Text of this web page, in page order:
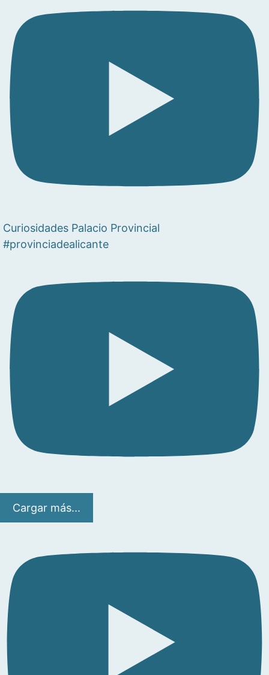
Curiosidades Palacio Provincial
#provinciadealicante
Cargar más...